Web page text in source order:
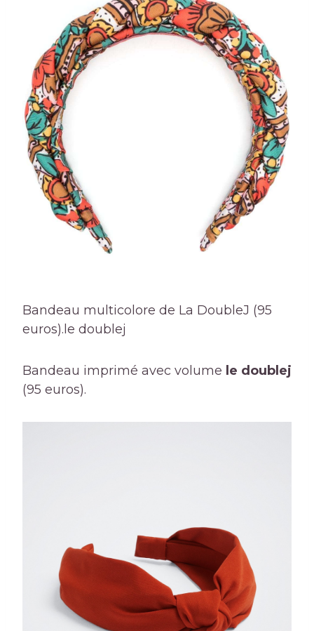
Bandeau multicolore de La DoubleJ (95
euros). le doublej
Bandeau imprimé avec volume le doublej
(95 euros).